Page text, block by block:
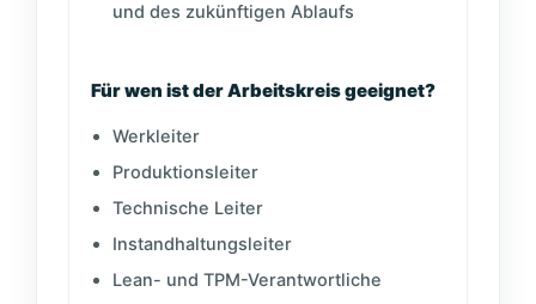
und des zukünftigen Ablaufs
Für wen ist der Arbeitskreis geeignet?
Werkleiter
Produktionsleiter
Technische Leiter
Instandhaltungsleiter
Lean- und TPM-Verantwortliche